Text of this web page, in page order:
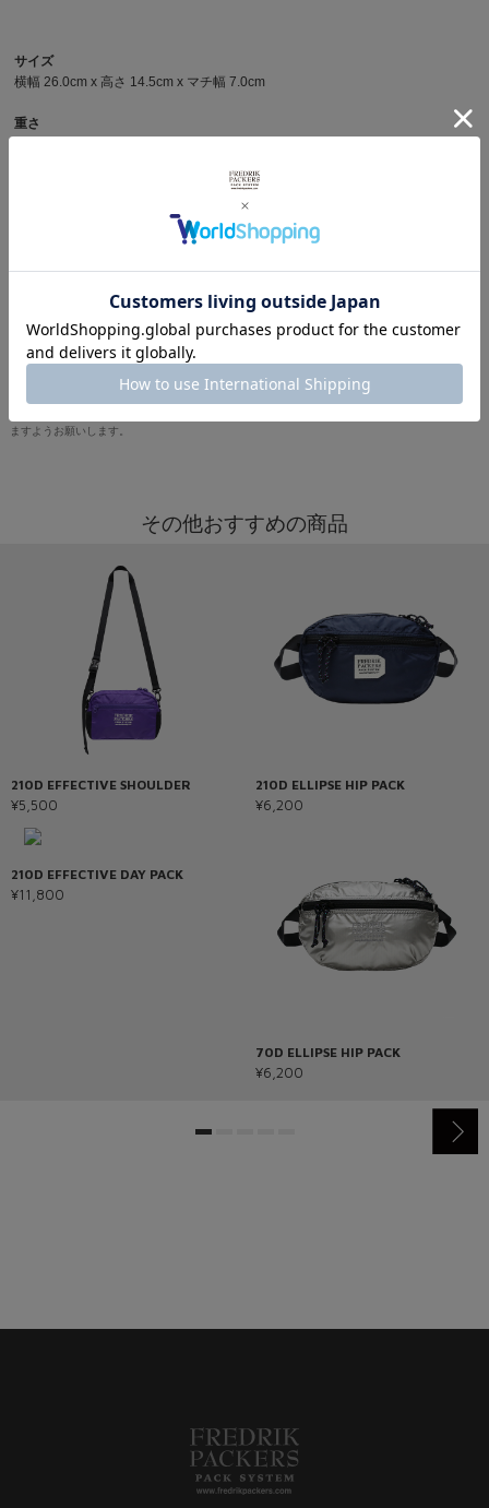
サイズ
横幅 26.0cm x 高さ 14.5cm x マチ幅 7.0cm
重さ
その他ウエスト・ヒップパックを見る
ますようお願いします。
その他おすすめの商品
210D EFFECTIVE SHOULDER
¥5,500
210D EFFECTIVE DAY PACK
¥11,800
210D ELLIPSE HIP PACK
¥6,200
70D ELLIPSE HIP PACK
¥6,200